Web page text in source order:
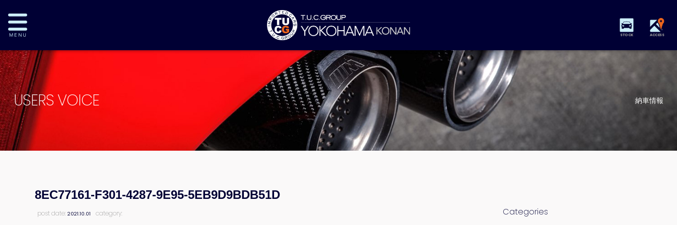
STOCK ACCESS
USERS VOICE 納車情報
8EC77161-F301-4287-9E95-5EB9D9BDB51D
post date:2021.10.01 category: Categories